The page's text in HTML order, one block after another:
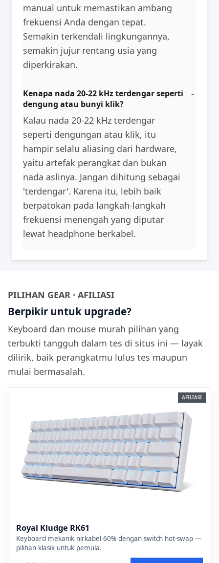
manual untuk memastikan ambang
frekuensi Anda dengan tepat.
Semakin terkendali lingkungannya,
semakin jujur rentang usia yang
diperkirakan.
Kenapa nada 20-22 kHz terdengar seperti
dengung atau bunyi klik?
Kalau nada 20-22 kHz terdengar
seperti dengungan atau klik, itu
hampir selalu aliasing dari hardware,
yaitu artefak perangkat dan bukan
nada aslinya. Jangan dihitung sebagai
'terdengar'. Karena itu, lebih baik
berpatokan pada langkah-langkah
frekuensi menengah yang diputar
lewat headphone berkabel.
PILIHAN GEAR · AFILIASI
Berpikir untuk upgrade?
Keyboard dan mouse murah pilihan yang
terbukti tangguh dalam tes di situs ini — layak
dilirik, baik perangkatmu lulus tes maupun
mulai bermasalah.
AFILIASI
Royal Kludge RK61
Keyboard mekanik nirkabel 60% dengan switch hot-swap —
pilihan klasik untuk pemula.